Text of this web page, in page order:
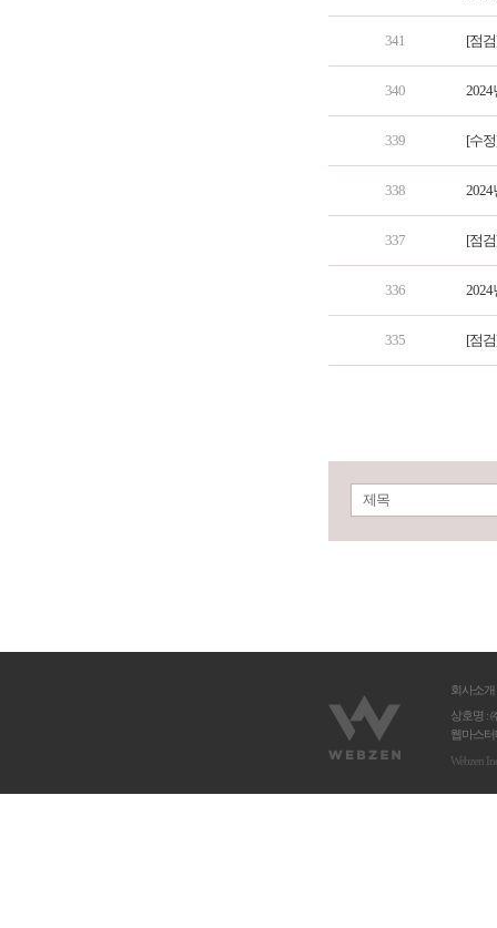
341 [점
340 2024
339 [수
338 2024
337 [점
336 2024
335 [점
제목
회사소개
상호명 :
웹마스
Webzen